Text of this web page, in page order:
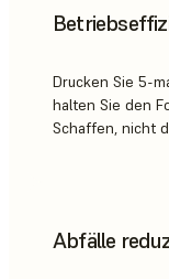
Drucken Sie 5-
halten Sie den
Schaffen, nicht
Abfälle